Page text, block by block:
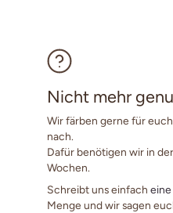
Nicht mehr
Wir färben gerne für
nach.
Dafür benötigen wir in
Wochen.
Schreibt uns einfach eine
Menge und wir sagen